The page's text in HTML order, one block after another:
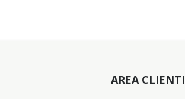
AREA CLIENTI